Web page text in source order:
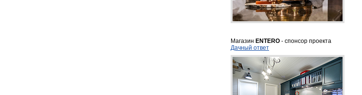
Магазин ENTERO - спонсор проекта
Дачный ответ